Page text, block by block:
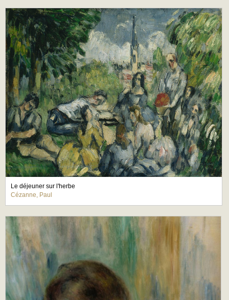
Le déjeuner sur l'herbe
Cézanne, Paul